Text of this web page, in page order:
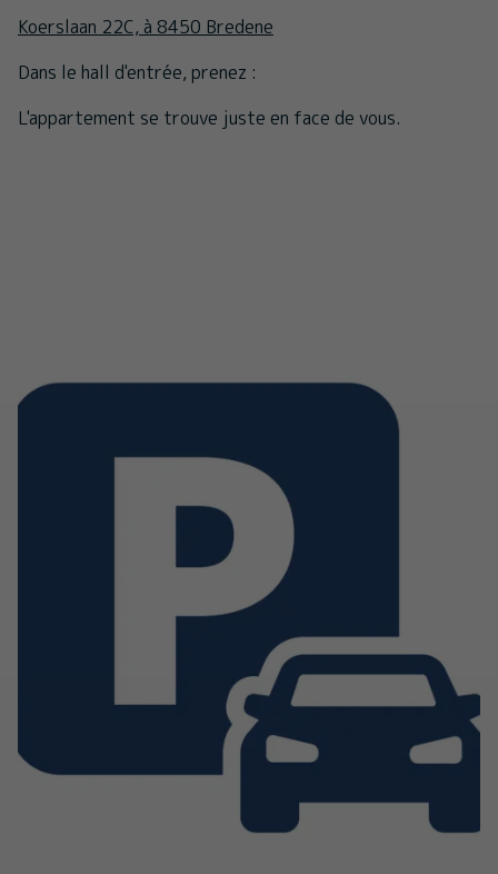
Koerslaan 22C, à 8450 Bredene
Dans le hall d'entrée, prenez :
L'appartement se trouve juste en face de vous.